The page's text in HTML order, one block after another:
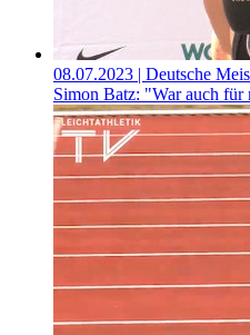
08.07.2023 | Deutsche
Simon Batz: "War auch